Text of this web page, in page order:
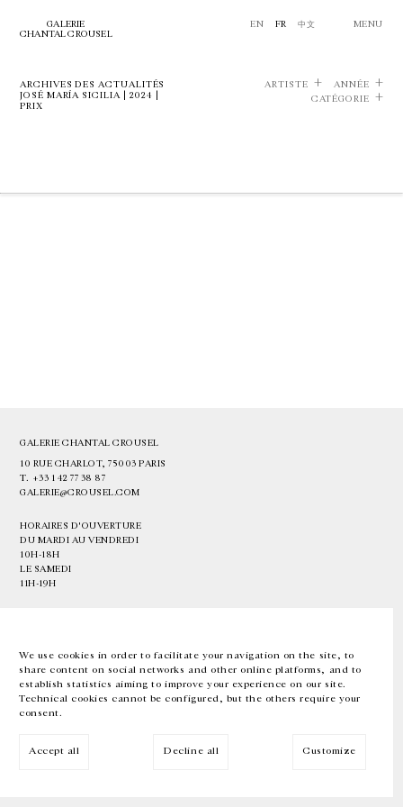
We use cookies in order to facilitate your navigation on the site, to
share content on social networks and other online platforms, and to
establish statistics aiming to improve your experience on our site.
Technical cookies cannot be configured, but the others require your
consent.
Accept all Decline all Customize
GALERIE
CHANTAL CROUSEL
EN FR 中文 MENU
ARCHIVES DES ACTUALITÉS
JOSÉ MARÍA SICILIA | 2024 |
PRIX
ARTISTE
ANNÉE
CATÉGORIE
GALERIE CHANTAL CROUSEL
10 RUE CHARLOT, 75003 PARIS
T. +33 1 42 77 38 87
GALERIE@CROUSEL.COM
HORAIRES D'OUVERTURE
DU MARDI AU VENDREDI
10H-18H
LE SAMEDI
11H-19H
EN FR 中文 Facebook Instagram
Inscrivez-vous à notre newsletter